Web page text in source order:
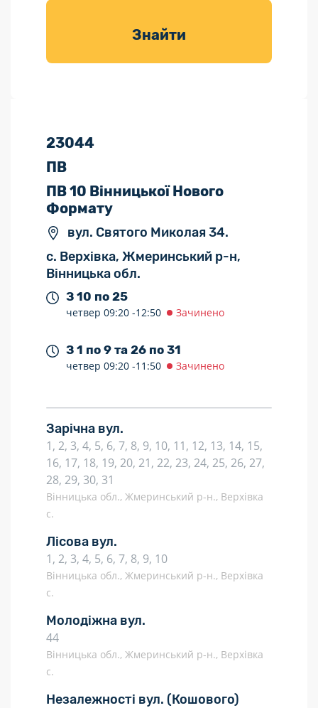
товарів для
Знайти
23044
ПВ
ПВ 10 Вінницької Нового
Формату
вул. Святого Миколая 34.
с. Верхівка, Жмеринський р-н,
Вінницька обл.
З 10 по 25
четвер 09:20 -12:50 Зачинено
З 1 по 9 та 26 по 31
четвер 09:20 -11:50 Зачинено
Зарічна вул.
1, 2, 3, 4, 5, 6, 7, 8, 9, 10, 11, 12, 13, 14, 15,
16, 17, 18, 19, 20, 21, 22, 23, 24, 25, 26, 27,
28, 29, 30, 31
Вінницька обл., Жмеринський р-н., Верхівка
с.
Лісова вул.
1, 2, 3, 4, 5, 6, 7, 8, 9, 10
Вінницька обл., Жмеринський р-н., Верхівка
с.
Молодіжна вул.
44
Вінницька обл., Жмеринський р-н., Верхівка
с.
Незалежності вул. (Кошового)